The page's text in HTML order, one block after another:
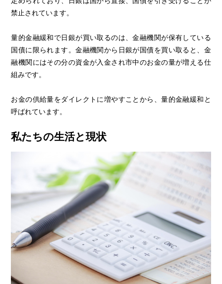
禁止されています。
量的金融緩和で日銀が買い取るのは、金融機関が保有している
国債に限られます。金融機関から日銀が国債を買い取ると、金
融機関にはその分の資金が入金され市中のお金の量が増える仕
組みです。
お金の供給量をダイレクトに増やすことから、量的金融緩和と
呼ばれています。
私たちの生活と現状